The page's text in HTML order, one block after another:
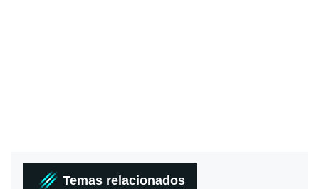
Temas relacionados